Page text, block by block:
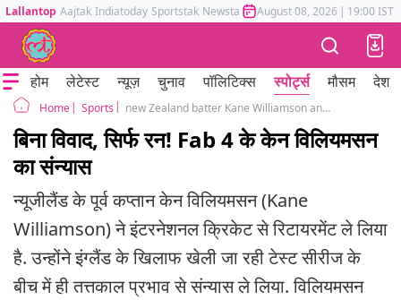
Lallantop Aajtak Indiatoday Sportstak Newstak Mumbai Tak Astrotak
August 08, 2026 | 19:00 IST
होम लेटेस्ट न्यूज़ चुनाव पॉलिटिक्स स्पोर्ट्स मौसम देश
Home Sports new Zealand batter Kane Williamson announced international cricket retirement eng vs nz test series lords test
बिना विवाद, सिर्फ रन! Fab 4 के केन विलियमसन
का संन्यास
न्यूजीलैंड के पूर्व कप्तान केन विलियमसन (Kane
Williamson) ने इंटरनेशनल क्रिकेट से रिटायरमेंट ले लिया
है. उन्होंने इंग्लैंड के खिलाफ खेली जा रही टेस्ट सीरीज के
बीच में ही तत्तकाल प्रभाव से संन्यास ले लिया. विलियमसन